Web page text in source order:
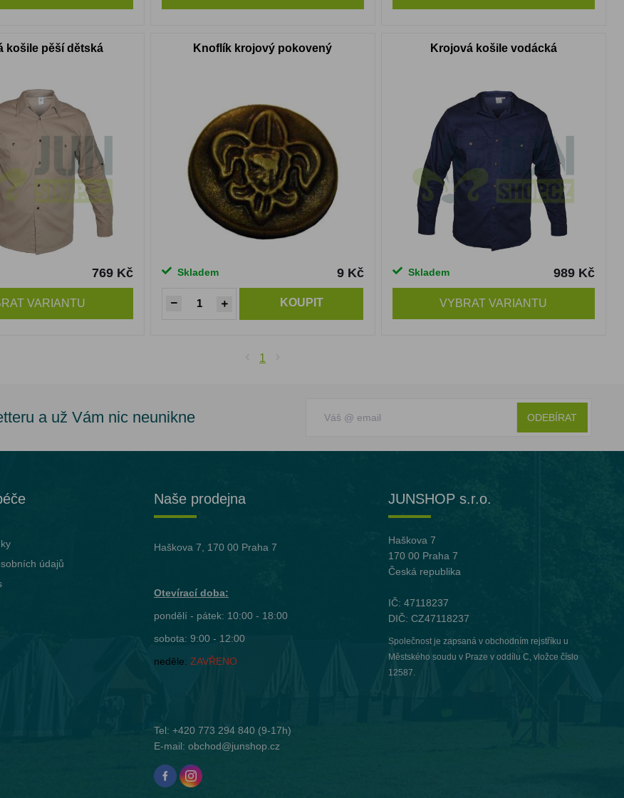
košile pěší dětská
769 Kč
VARIANTU
Knoflík krojový pokovený
Skladem 9 Kč
KOUPIT
Krojová košile vodácká
Skladem 989 Kč
VYBRAT VARIANTU
1
a už Vám nic neunikne ODEBÍRAT
údajů
Naše prodejna
Haškova 7, 170 00 Praha 7
Otevírací doba:
pondělí - pátek: 10:00 - 18:00
sobota: 9:00 - 12:00
neděle: ZAVŘENO
Tel: +420 773 294 840(9-17h)
E-mail: obchod@junshop.cz
JUNSHOP s.r.o.
Haškova 7
170 00 Praha 7
Česká republika
IČ: 47118237
DIČ: CZ47118237
Společnost je zapsaná v obchodním rejstříku u
Městského soudu v Praze v oddílu C, vložce číslo
12587.